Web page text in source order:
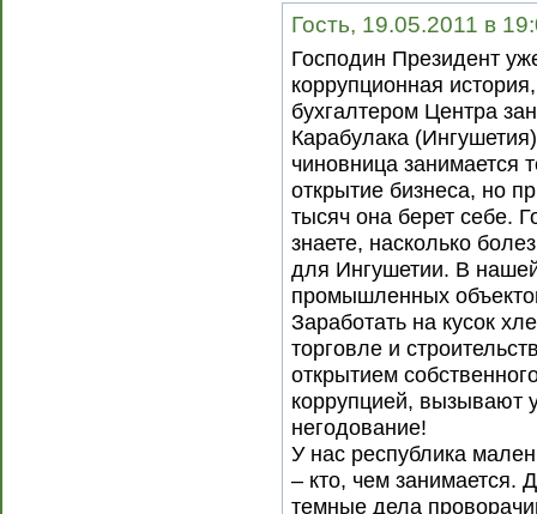
Гость, 19.05.2011 в
Господин Президент
коррупционная
бухгалтером Центра
Карабулака
чиновница занимается
открытие бизнеса, но
тысяч она берет себе.
знаете, насколько
для Ингушетии. В
промышленных
Заработать на кусок
торговле и
открытием
коррупцией, вызывают
негодование!
У нас республика
– кто, чем занимается.
темные дела